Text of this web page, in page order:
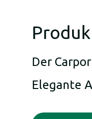
Der
Elegante